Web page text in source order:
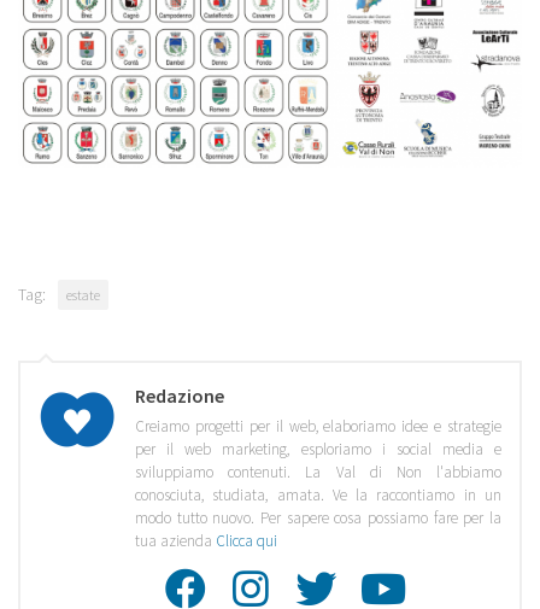
Tag: estate
Redazione
Creiamo progetti per il web, elaboriamo idee e strategie
per il web marketing, esploriamo i social media e
sviluppiamo contenuti. La Val di Non l'abbiamo
conosciuta, studiata, amata. Ve la raccontiamo in un
modo tutto nuovo. Per sapere cosa possiamo fare per la
tua azienda Clicca qui
Facebook